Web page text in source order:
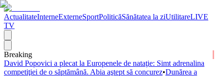
ActualitateInterneExterneSportPoliticăSănătatea la ziUtilitareLIVE
TV
Breaking
David Popovici a plecat la Europenele de nataţie: Simt adrenalina
competiţiei de o săptămână. Abia aştept să concurez•Dunărea a